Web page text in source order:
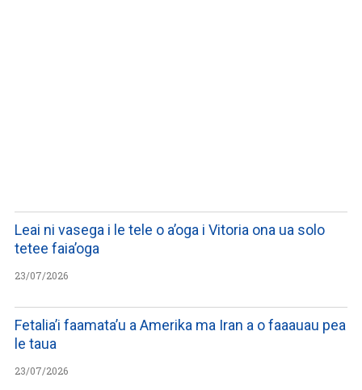
Leai ni vasega i le tele o a’oga i Vitoria ona ua solo
tetee faia’oga
23/07/2026
Fetalia’i faamata’u a Amerika ma Iran a o faaauau pea
le taua
23/07/2026